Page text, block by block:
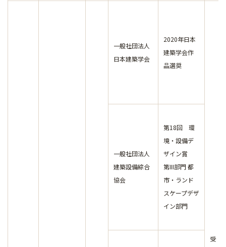
一般社団法人
日本建築学会
2020年日本
建築学会作
品選奨
受
一般社団法人
建築設備綜合
協会
第18回 環
境・設備デ
ザイン賞
第III部門 都
市・ランド
スケープデザ
イン部門